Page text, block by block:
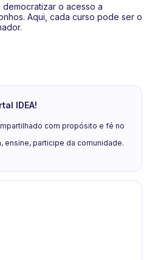
democratizar o acesso a
Aqui, cada curso pode ser o
IDEA!
com propósito e fé no
ensine, participe da comunidade.